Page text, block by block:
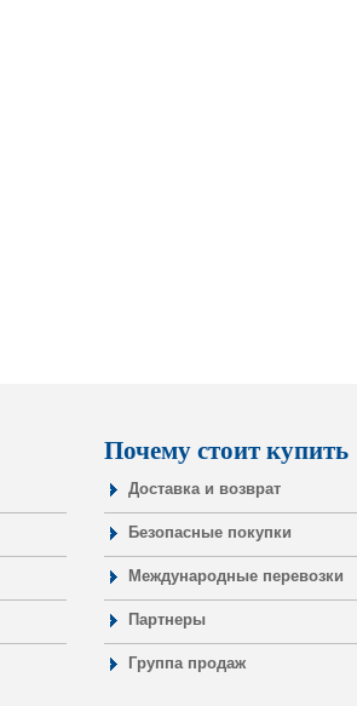
Почему стоит купить
Доставка и возврат
Безопасные покупки
Международные перевозки
Партнеры
Группа продаж